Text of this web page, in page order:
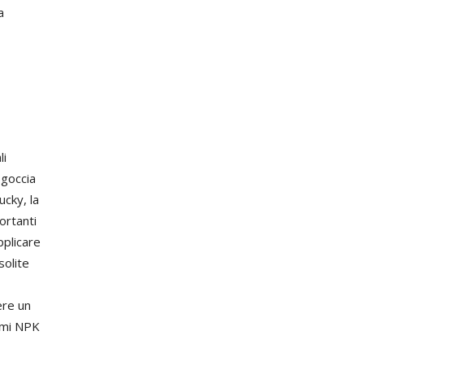
la
un
NPK